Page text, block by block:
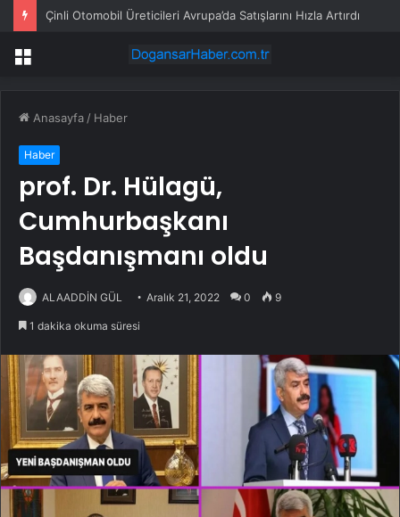
Trump’tan Cumhurbaşkanı Erdoğan’a teşekkür
Menü
Anasayfa / Haber
Haber
prof. Dr. Hülagü,
Cumhurbaşkanı
Başdanışmanı oldu
ALAADDİN GÜL Aralık 21, 2022 0 9
1 dakika okuma süresi